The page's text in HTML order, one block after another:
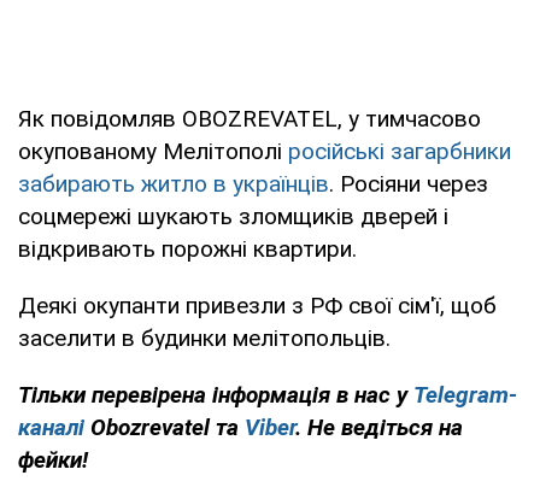
Як повідомляв OBOZREVATEL, у тимчасово
окупованому Мелітополі російські загарбники
забирають житло в українців. Росіяни через
соцмережі шукають зломщиків дверей і
відкривають порожні квартири.
Деякі окупанти привезли з РФ свої сім'ї, щоб
заселити в будинки мелітопольців.
Тільки перевірена інформація в нас у Telegram-
каналі Obozrevatel та Viber. Не ведіться на
фейки!